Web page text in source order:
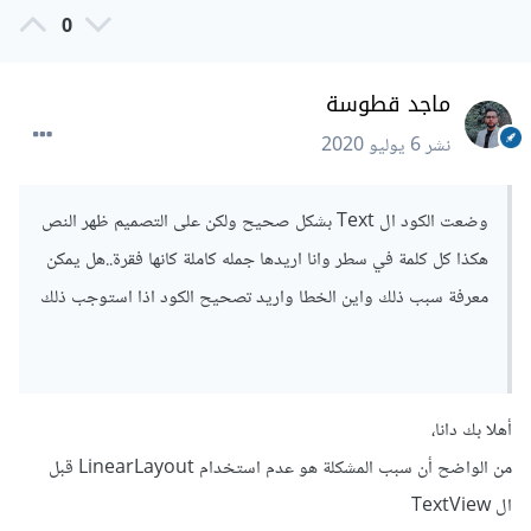
0
ماجد قطوسة
نشر6 يوليو 2020
وضعت الكود ال Text بشكل صحيح ولكن على التصميم ظهر النص
هكذا كل كلمة في سطر وانا اريدها جمله كاملة كانها فقرة..هل يمكن
معرفة سبب ذلك واين الخطا واريد تصحيح الكود اذا استوجب ذلك
أهلا بك دانا،
من الواضح أن سبب المشكلة هو عدم استخدام LinearLayout قبل
ال TextView